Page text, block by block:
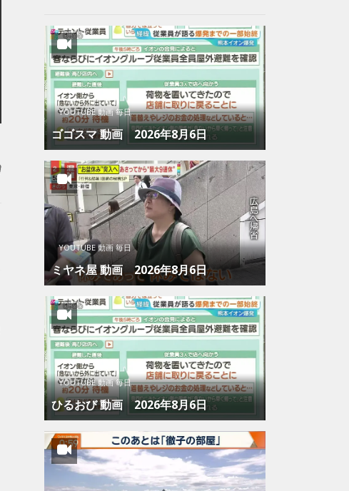
YOUTUBE 動画 毎日
ゴゴスマ 動画 2026年8月6日
YOUTUBE 動画 毎日
ミヤネ屋 動画 2026年8月6日
YOUTUBE 動画 毎日
ひるおび 動画 2026年8月6日